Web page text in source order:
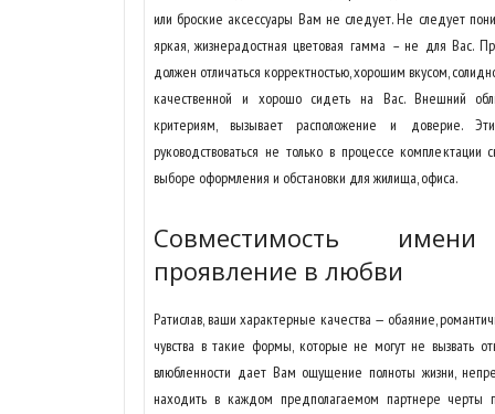
или броские аксессуары Вам не следует. Не следует
яркая, жизнерадостная цветовая гамма – не для Вас.
должен отличаться корректностью, хорошим вкусом,
качественной и хорошо сидеть на Вас. Внешний
критериям, вызывает расположение и доверие.
руководствоваться не только в процессе комплектации
выборе оформления и обстановки для жилища, офиса.
Совместимость
проявление в любви
Ратислав, ваши характерные качества — обаяние,
чувства в такие формы, которые не могут не вызвать
влюбленности дает Вам ощущение полноты жизни,
находить в каждом предполагаемом партнере черты